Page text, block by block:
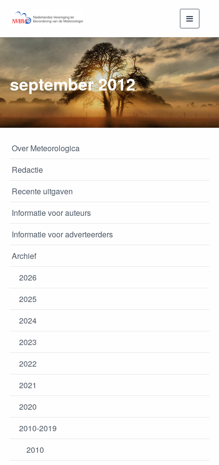
Toggle
september 2012
Over Meteorologica
Redactie
Recente uitgaven
Informatie voor auteurs
Informatie voor adverteerders
Archief
2026
2025
2024
2023
2022
2021
2020
2010-2019
2010